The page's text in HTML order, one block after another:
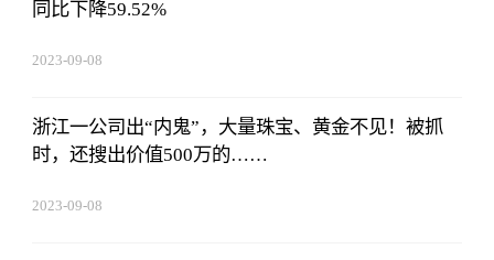
同比下降59.52%
2023-09-08
浙江一公司出“内鬼”，大量珠宝、黄金不见！被抓
时，还搜出价值500万的……
2023-09-08